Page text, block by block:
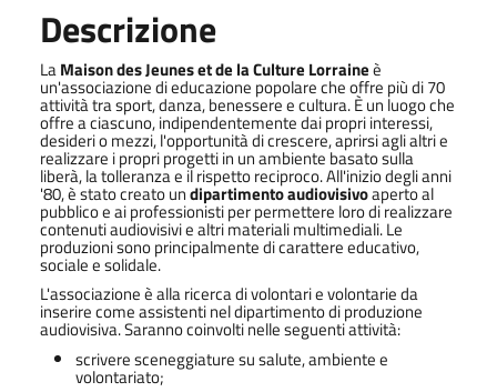
Descrizione
LaMaison des Jeunes et de la Culture Lorraineè
un'associazione di educazione popolare che offre più di 70
attività tra sport, danza, benessere e cultura. È un luogo che
offre a ciascuno, indipendentemente dai propri interessi,
desideri o mezzi, l'opportunità di crescere, aprirsi agli altri e
realizzare i propri progetti in un ambiente basato sulla
liberà, la tolleranza e il rispetto reciproco. All'inizio degli anni
'80, è stato creato undipartimento audiovisivoaperto al
pubblico e ai professionisti per permettere loro di realizzare
contenuti audiovisivi e altri materiali multimediali. Le
produzioni sono principalmente di carattere educativo,
sociale e solidale.
L'associazione è alla ricerca di volontari e volontarie da
inserire come assistenti nel dipartimento di produzione
audiovisiva. Saranno coinvolti nelle seguenti attività:
scrivere sceneggiature su salute, ambiente e
volontariato;